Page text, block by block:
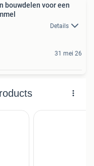
bouwdelen voor een
Details
31 mei 26